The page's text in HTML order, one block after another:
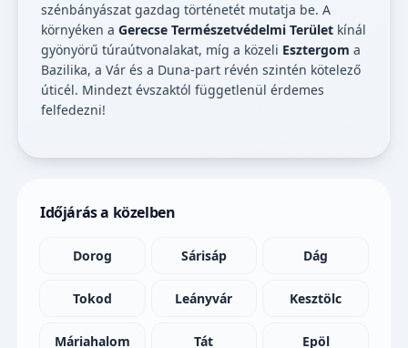
szénbányászat gazdag történetét mutatja be. A
környéken a Gerecse Természetvédelmi Terület kínál
gyönyörű túraútvonalakat, míg a közeli Esztergom a
Bazilika, a Vár és a Duna-part révén szintén kötelező
úticél. Mindezt évszaktól függetlenül érdemes
felfedezni!
Időjárás a közelben
Dorog Sárisáp Dág
Tokod Leányvár Kesztölc
Máriahalom Tát Epöl